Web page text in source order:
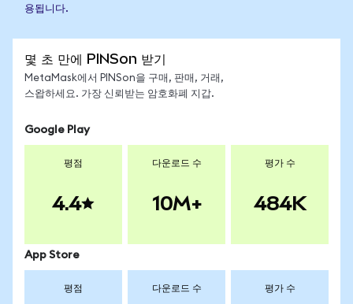
용됩니다.
몇 초 만에 PINSon 받기
MetaMask에서 PINSon을 구매, 판매, 거래,
스왑하세요. 가장 신뢰받는 암호화폐 지갑.
Google Play
평점
4.4
다운로드 수
10M+
평가 수
484K
App Store
평점 다운로드 수 평가 수